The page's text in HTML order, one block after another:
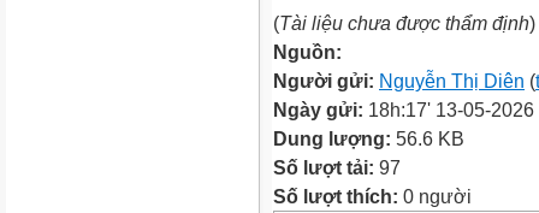
(Tài liệu chưa được thẩm định)
Nguồn:
Người gửi: Nguyễn Thị Diên (
Ngày gửi: 18h:17' 13-05-2026
Dung lượng: 56.6 KB
Số lượt tải: 97
Số lượt thích: 0 người